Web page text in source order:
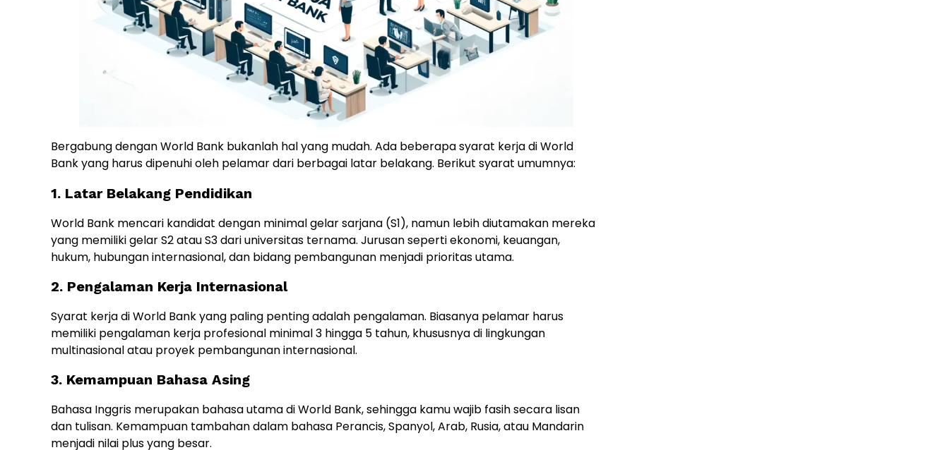
Bergabung dengan World Bank bukanlah hal yang mudah. Ada beberapa syarat kerja di World
Bank yang harus dipenuhi oleh pelamar dari berbagai latar belakang. Berikut syarat umumnya:
1. Latar Belakang Pendidikan
World Bank mencari kandidat dengan minimal gelar sarjana (S1), namun lebih diutamakan mereka
yang memiliki gelar S2 atau S3 dari universitas ternama. Jurusan seperti ekonomi, keuangan,
hukum, hubungan internasional, dan bidang pembangunan menjadi prioritas utama.
2. Pengalaman Kerja Internasional
Syarat kerja di World Bank yang paling penting adalah pengalaman. Biasanya pelamar harus
memiliki pengalaman kerja profesional minimal 3 hingga 5 tahun, khususnya di lingkungan
multinasional atau proyek pembangunan internasional.
3. Kemampuan Bahasa Asing
Bahasa Inggris merupakan bahasa utama di World Bank, sehingga kamu wajib fasih secara lisan
dan tulisan. Kemampuan tambahan dalam bahasa Perancis, Spanyol, Arab, Rusia, atau Mandarin
menjadi nilai plus yang besar.